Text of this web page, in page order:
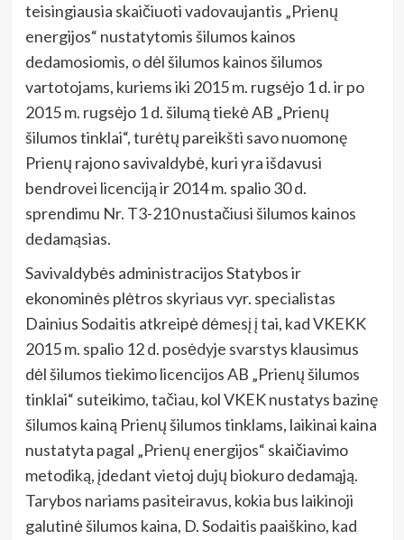
teisingiausia skaičiuoti vadovaujantis „Prienų
energijos“ nustatytomis šilumos kainos
dedamosiomis, o dėl šilumos kainos šilumos
vartotojams, kuriems iki 2015 m. rugsėjo 1 d. ir po
2015 m. rugsėjo 1 d. šilumą tiekė AB „Prienų
šilumos tinklai“, turėtų pareikšti savo nuomonę
Prienų rajono savivaldybė, kuri yra išdavusi
bendrovei licenciją ir 2014 m. spalio 30 d.
sprendimu Nr. T3-210 nustačiusi šilumos kainos
dedamąsias.
Savivaldybės administracijos Statybos ir
ekonominės plėtros skyriaus vyr. specialistas
Dainius Sodaitis atkreipė dėmesį į tai, kad VKEKK
2015 m. spalio 12 d. posėdyje svarstys klausimus
dėl šilumos tiekimo licencijos AB „Prienų šilumos
tinklai“ suteikimo, tačiau, kol VKEK nustatys bazinę
šilumos kainą Prienų šilumos tinklams, laikinai kaina
nustatyta pagal „Prienų energijos“ skaičiavimo
metodiką, įdedant vietoj dujų biokuro dedamąją.
Tarybos nariams pasiteiravus, kokia bus laikinoji
galutinė šilumos kaina, D. Sodaitis paaiškino, kad